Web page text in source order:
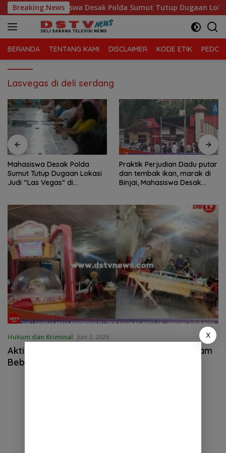
Langsung
ke
konten
Breaking News
Mahasiswa Desak Polda Sumut Tutup Dugaan Lokasi
BERANDA TENTANG KAMI DISCLAIMER KODE ETIK
Lasvegas di deli serdang
Mahasiswa Desak Polda
Sumut Tutup Dugaan Lokasi
Judi “Las Vegas” di
Praktik Perjudian Dadu putar
dan tembak ikan, marak di
Binjai, Mahasiswa Desak
Hukum dan Kriminal Juni 3, 2026
Aktivitas Perjudian “Las Vegas” di Lubuk Pakam
Bebas Beroperasi, Kapolresta Deli Serdang
X